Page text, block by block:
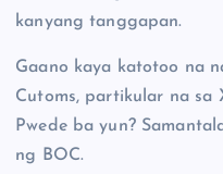
kanyang tanggapan.
Gaano kaya katotoo na
Cutoms, partikular na sa
Pwede ba yun?
ng BOC.